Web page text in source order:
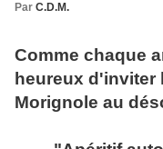
Par C.D.M.
Comme chaque
heureux d'inviter
Morignole au